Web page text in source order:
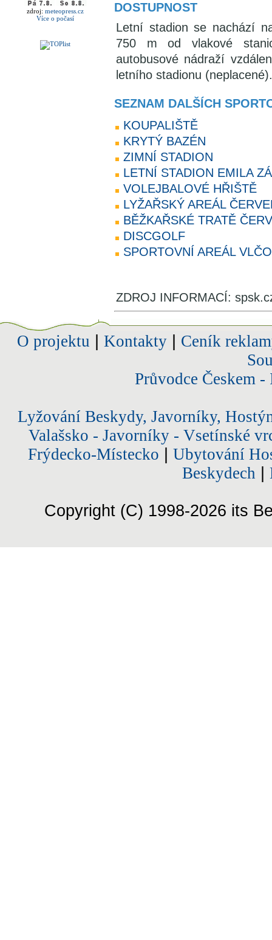
zdroj: meteopress.cz
Více o počasí
DOSTUPNOST
Letní stadion se nachází
750 m od vlakové
autobusové nádraží
letního stadionu (neplacené).
SEZNAM DALŠÍCH
KOUPALIŠTĚ
KRYTÝ BAZÉN
ZIMNÍ STADION
LETNÍ STADION EMILA
VOLEJBALOVÉ HŘIŠTĚ
LYŽAŘSKÝ AREÁL
BĚŽKAŘSKÉ TRATĚ
DISCGOLF
SPORTOVNÍ AREÁL
ZDROJ INFORMACÍ:
O projektu Kontakty| Ceník
Průvodce Českem
Lyžování Beskydy, Javorníky,
Valašsko - Javorníky - Vsetínské
Frýdecko-Místecko
Ubytování
Beskydech
Copyright (C) 1998-2026 its